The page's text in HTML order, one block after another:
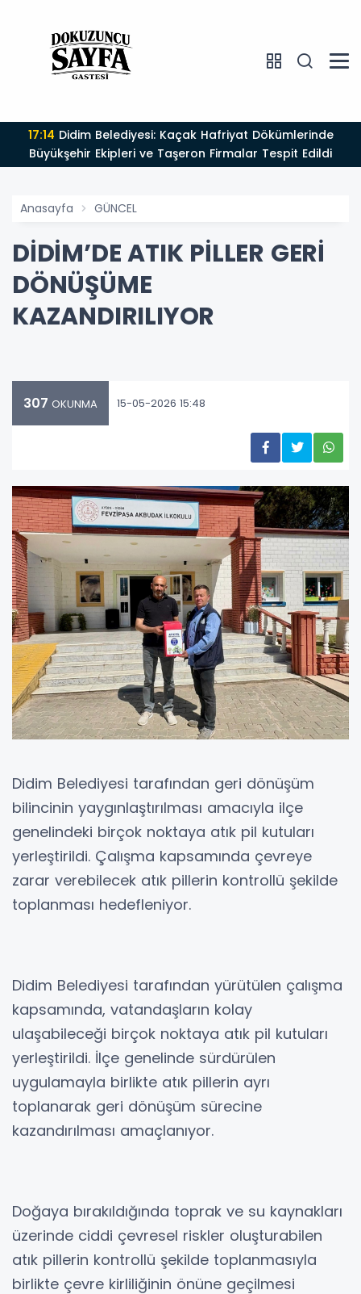
17:14
Büyükşehir Ekipleri ve Taşeron Firmalar Tespit Edildi
Anasayfa GÜNCEL
DİDİM’DE ATIK PİLLER GERİ
DÖNÜŞÜME
KAZANDIRILIYOR
307 OKUNMA 15-05-2026 15:48
Didim Belediyesi tarafından geri dönüşüm
bilincinin yaygınlaştırılması amacıyla ilçe
genelindeki birçok noktaya atık pil kutuları
yerleştirildi. Çalışma kapsamında çevreye
zarar verebilecek atık pillerin kontrollü şekilde
toplanması hedefleniyor.
Didim Belediyesi tarafından yürütülen çalışma
kapsamında, vatandaşların kolay
ulaşabileceği birçok noktaya atık pil kutuları
yerleştirildi. İlçe genelinde sürdürülen
uygulamayla birlikte atık pillerin ayrı
toplanarak geri dönüşüm sürecine
kazandırılması amaçlanıyor.
Doğaya bırakıldığında toprak ve su kaynakları
üzerinde ciddi çevresel riskler oluşturabilen
atık pillerin kontrollü şekilde toplanmasıyla
birlikte çevre kirliliğinin önüne geçilmesi